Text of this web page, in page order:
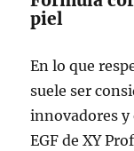
piel
En lo que
suele ser
innovadores y
EGF de XY